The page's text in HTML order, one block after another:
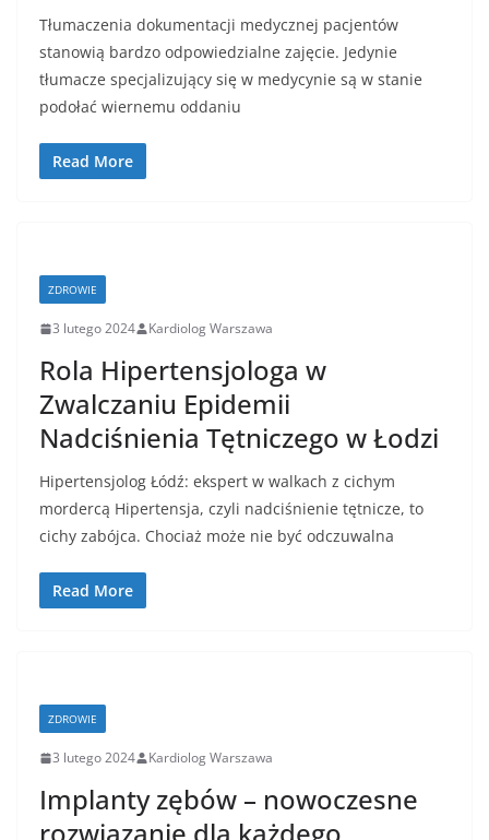
Tłumaczenia dokumentacji medycznej pacjentów
stanowią bardzo odpowiedzialne zajęcie. Jedynie
tłumacze specjalizujący się w medycynie są w stanie
podołać wiernemu oddaniu
Read More
ZDROWIE
3 lutego 2024 Kardiolog Warszawa
Rola Hipertensjologa w
Zwalczaniu Epidemii
Nadciśnienia Tętniczego w Łodzi
Hipertensjolog Łódź: ekspert w walkach z cichym
mordercą Hipertensja, czyli nadciśnienie tętnicze, to
cichy zabójca. Chociaż może nie być odczuwalna
Read More
ZDROWIE
3 lutego 2024 Kardiolog Warszawa
Implanty zębów – nowoczesne